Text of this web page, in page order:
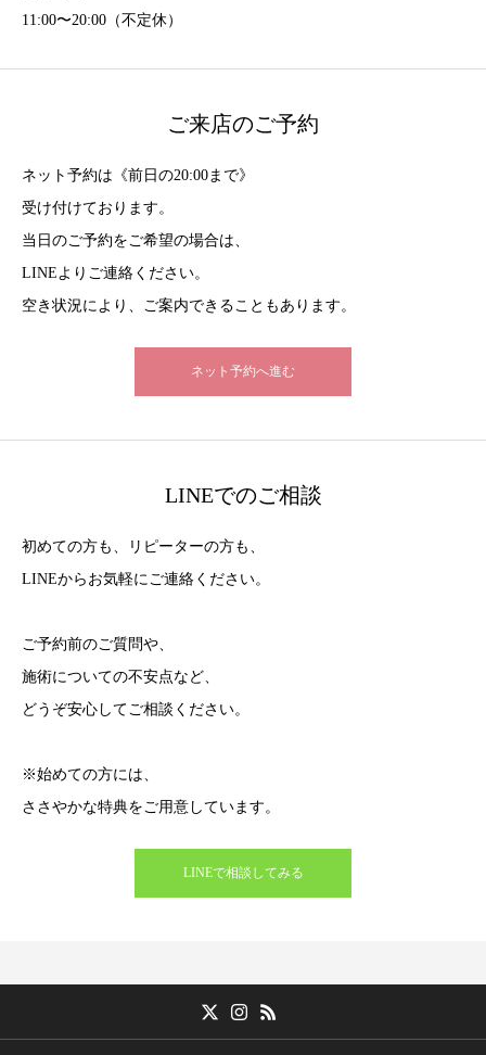
11:00〜20:00（不定休）
ご来店のご予約
ネット予約は《前日の20:00まで》
受け付けております。
当日のご予約をご希望の場合は、
LINEよりご連絡ください。
空き状況により、ご案内できることもあります。
ネット予約へ進む
LINEでのご相談
初めての方も、リピーターの方も、
LINEからお気軽にご連絡ください。
ご予約前のご質問や、
施術についての不安点など、
どうぞ安心してご相談ください。
※始めての方には、
ささやかな特典をご用意しています。
LINEで相談してみる